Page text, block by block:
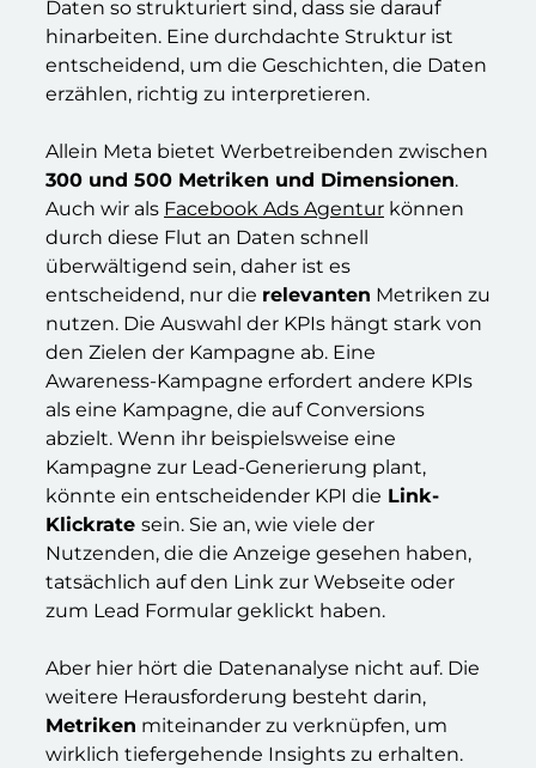
Daten so strukturiert sind, dass sie darauf
hinarbeiten. Eine durchdachte Struktur ist
entscheidend, um die Geschichten, die Daten
erzählen, richtig zu interpretieren.
Allein Meta bietet Werbetreibenden zwischen
300 und 500 Metriken und Dimensionen.
Auch wir als Facebook Ads Agentur können
durch diese Flut an Daten schnell
überwältigend sein, daher ist es
entscheidend, nur die relevanten Metriken zu
nutzen. Die Auswahl der KPIs hängt stark von
den Zielen der Kampagne ab. Eine
Awareness-Kampagne erfordert andere KPIs
als eine Kampagne, die auf Conversions
abzielt. Wenn ihr beispielsweise eine
Kampagne zur Lead-Generierung plant,
könnte ein entscheidender KPI die Link-
Klickrate sein. Sie an, wie viele der
Nutzenden, die die Anzeige gesehen haben,
tatsächlich auf den Link zur Webseite oder
zum Lead Formular geklickt haben.
Aber hier hört die Datenanalyse nicht auf. Die
weitere Herausforderung besteht darin,
Metriken miteinander zu verknüpfen, um
wirklich tiefergehende Insights zu erhalten.